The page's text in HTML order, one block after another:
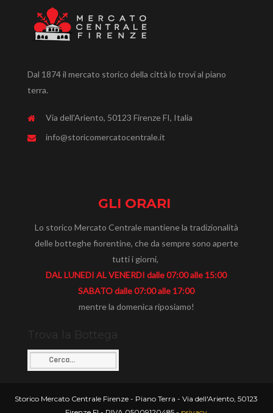
Dal 1874 il mercato storico della città lo trovi al piano
terra.
Via dell'Ariento, 50123 Firenze FI, Italia
info@storicomercatocentrale.it
GLI ORARI
Lo storico Mercato Centrale mantiene la tradizionalità
delle botteghe fiorentine, che da sempre sono aperte
tutti i giorni,
DAL LUNEDI AL VENERDI dalle 07:00 alle 15:00
SABATO dalle 07:00 alle 17:00
mentre la domenica riposiamo!
Trova la Bottega
Storico Mercato Centrale Firenze - Piano Terra - Via dell'Ariento, 50123